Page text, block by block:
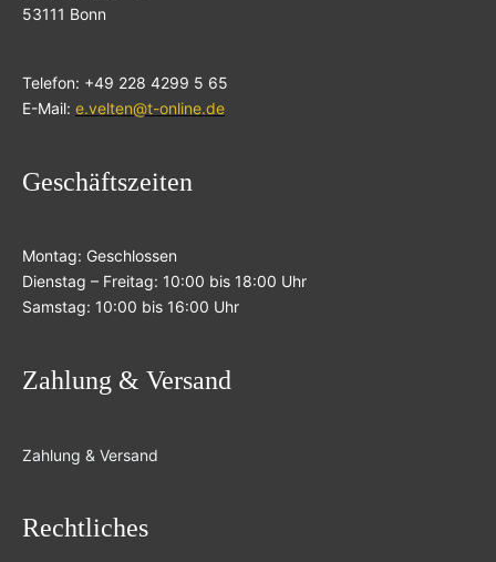
53111 Bonn
Telefon: +49 228 4299 5 65
E-Mail: e.velten@t-online.de
Geschäftszeiten
Montag: Geschlossen
Dienstag – Freitag: 10:00 bis 18:00 Uhr
Samstag: 10:00 bis 16:00 Uhr
Zahlung & Versand
Zahlung & Versand
Rechtliches